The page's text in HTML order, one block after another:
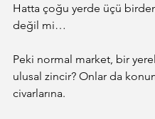
Hatta çoğu yerde üçü
değil mi…
Peki normal market, bir
ulusal zincir? Onlar da
civarlarına.